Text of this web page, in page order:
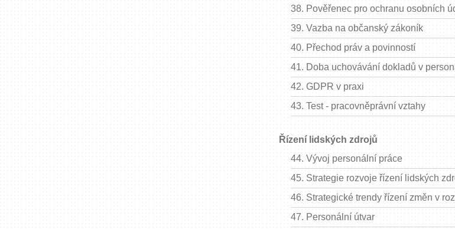
38. Pověřenec pro ochranu osobních
39. Vazba na občanský zákoník
40. Přechod práv a povinností
41. Doba uchovávání dokladů v
42. GDPR v praxi
43. Test - pracovněprávní vztahy
Řízení lidských zdrojů
44. Vývoj personální práce
45. Strategie rozvoje řízení lidských
46. Strategické trendy řízení změn v
47. Personální útvar